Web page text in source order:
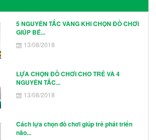
5 NGUYÊN TẮC VÀNG KHI CHỌN ĐỒ CHƠI
GIÚP BÉ...
13/08/2018
LỰA CHỌN ĐỒ CHƠI CHO TRẺ VÀ 4
NGUYÊN TẮC...
13/08/2018
Cách lựa chọn đồ chơi giúp trẻ phát triển
não...